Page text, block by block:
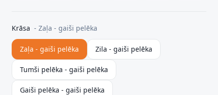
Krāsa - Zaļa - gaiši pelēka
Zaļa - gaiši pelēka Zila - gaiši pelēka
Tumši pelēka - gaiši pelēka
Gaiši pelēka - gaiši pelēka